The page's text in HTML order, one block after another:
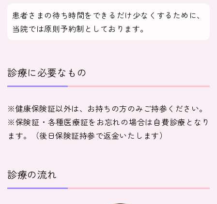
医師紹介
即日
LINE予約
患者さまの待ち時間をできるだけ少なくするために、
当院では原則予約制としております。
診療に必要なもの
※健康保険証以外は、お持ちの方のみご持参ください。
※保険証・各種医療証をお忘れの場合は自費診療となり
ます。（後日保険証持参で返金いたします）
診療の流れ